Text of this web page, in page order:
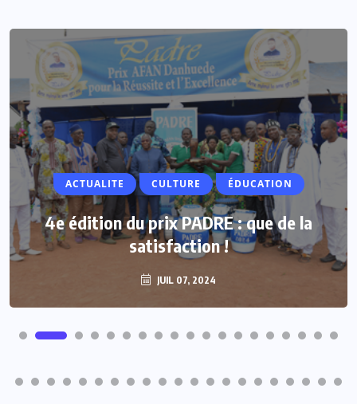
ACTUALITE
Vacances parlementaires : les députés
renforcent leur proximité avec les
populations
JUIL 07, 2024